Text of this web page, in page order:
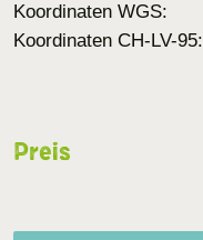
Koordinaten WGS:
Koordinaten CH-LV-95:
Preis